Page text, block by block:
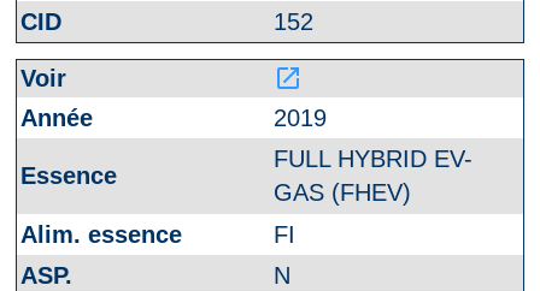
152
launch
2019
FULL HYBRID EV-
GAS (FHEV)
FI
N